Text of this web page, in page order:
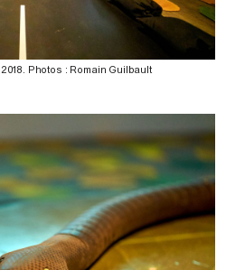
, 2018. Photos : Romain Guilbault